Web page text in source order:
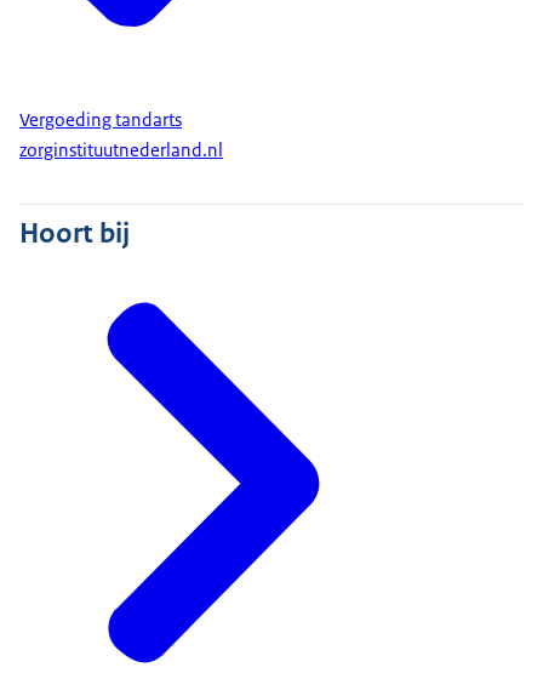
Vergoeding tandarts
zorginstituutnederland.nl
Hoort bij